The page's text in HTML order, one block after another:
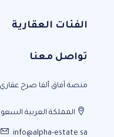
الفئات العقارية
تواصل معنا
منصة آفاق ألفا صرح
المملكة العربية
info@alpha-estate.sa